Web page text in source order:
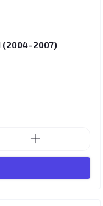
(2004–2007)